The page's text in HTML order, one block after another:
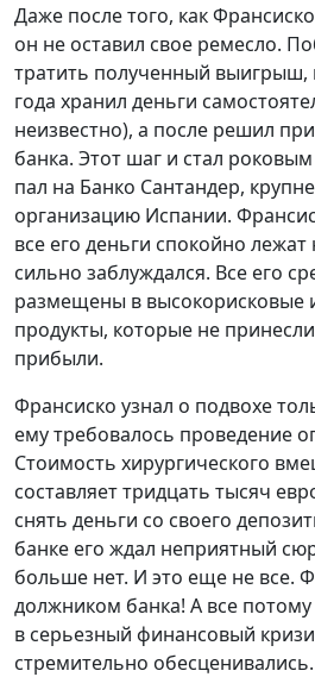
Даже после того, как
он не оставил свое ремесло.
тратить полученный выигрыш,
года хранил деньги
неизвестно), а после решил
банка. Этот шаг и стал
пал на Банко Сантандер,
организацию Испании.
все его деньги спокойно
сильно заблуждался. Все его
размещены в высокорисковые
продукты, которые не
прибыли.
Франсиско узнал о подвохе
ему требовалось проведение
Стоимость хирургического
составляет тридцать тысяч
снять деньги со своего
банке его ждал неприятный
больше нет. И это еще не все.
должником банка! А все
в серьезный финансовый
стремительно обесценивались.